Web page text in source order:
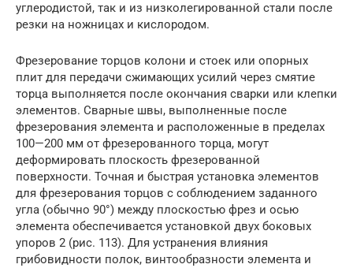
углеродистой, так и из низколегированной стали после
резки на ножницах и кислородом.
Фрезерование торцов колони и стоек или опорных
плит для передачи сжимающих усилий через смятие
торца выполняется после окончания сварки или клепки
элементов. Сварные швы, выполненные после
фрезерования элемента и расположенные в пределах
100—200 мм от фрезерованного торца, могут
деформировать плоскость фрезерованной
поверхности. Точная и быстрая установка элементов
для фрезерования торцов с соблюдением заданного
угла (обычно 90°) между плоскостью фрез и осью
элемента обеспечивается установкой двух боковых
упоров 2 (рис. 113). Для устранения влияния
грибовидности полок, винтообразности элемента и